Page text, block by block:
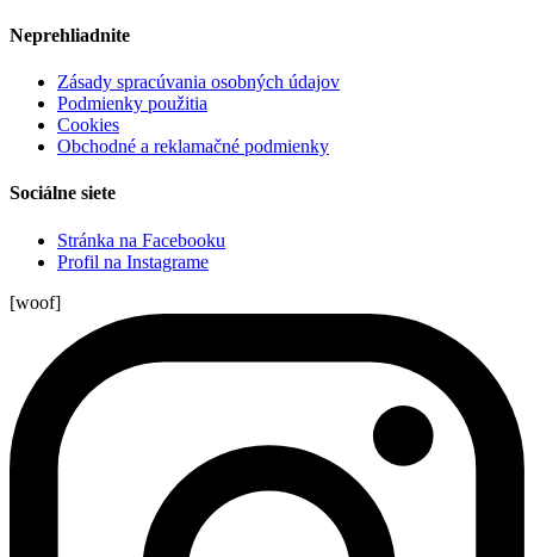
Neprehliadnite
Zásady spracúvania osobných údajov
Podmienky použitia
Cookies
Obchodné a reklamačné podmienky
Sociálne siete
Stránka na Facebooku
Profil na Instagrame
[woof]